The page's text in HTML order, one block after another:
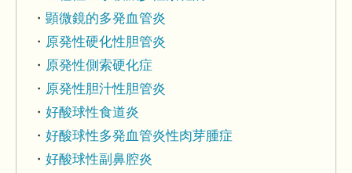
顕微鏡的多発血管炎
原発性硬化性胆管炎
原発性側索硬化症
原発性胆汁性胆管炎
好酸球性食道炎
好酸球性多発血管炎性肉芽腫症
好酸球性副鼻腔炎